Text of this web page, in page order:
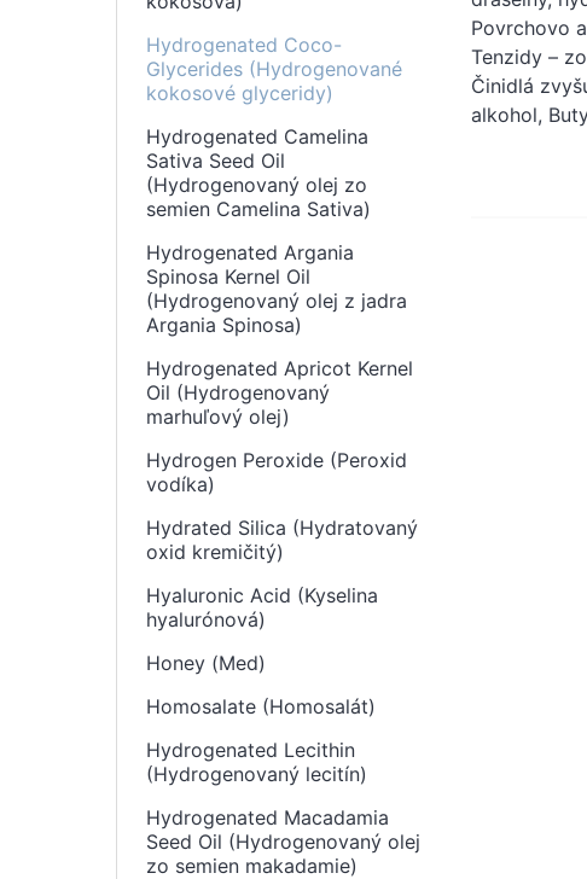
Hydrogenated Coco-
Glycerides (Hydrogenované
kokosové glyceridy)
Hydrogenated Camelina
Sativa Seed Oil
(Hydrogenovaný olej zo
semien Camelina Sativa)
Hydrogenated Argania
Spinosa Kernel Oil
(Hydrogenovaný olej z jadra
Argania Spinosa)
Hydrogenated Apricot Kernel
Oil (Hydrogenovaný
marhuľový olej)
Hydrogen Peroxide (Peroxid
vodíka)
Hydrated Silica (Hydratovaný
oxid kremičitý)
Hyaluronic Acid (Kyselina
hyalurónová)
Honey (Med)
Homosalate (Homosalát)
Hydrogenated Lecithin
(Hydrogenovaný lecitín)
Hydrogenated Macadamia
Seed Oil (Hydrogenovaný olej
zo semien makadamie)
Povrchovo
Tenzidy –
Činidlá
alkohol,